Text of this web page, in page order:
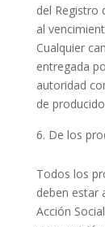
del Registro
al
Cualquier
entregada
autoridad
de
De los
Todos los
deben estar
Acción